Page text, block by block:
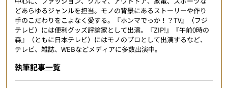
どあらゆるジャンルを担当。モノの背景にあるストーリーや作り
手のこだわりをこよなく愛する。『ホンマでっか！？TV』（フジ
テレビ）には便利グッズ評論家として出演。『ZIP!』『午前0時の
森』（ともに日本テレビ）にはモノのプロとして出演するなど、
テレビ、雑誌、WEBなどメディアに多数出演中。
執筆記事一覧